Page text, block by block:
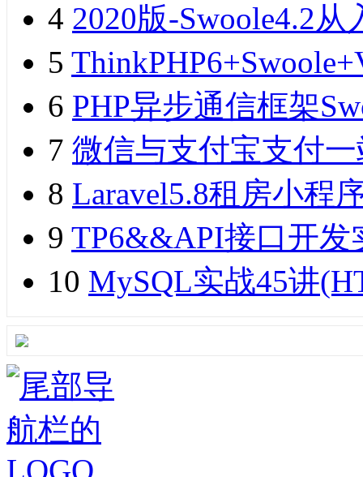
4 2020版-Swoole4.2
5
6 PHP异步通信框架
7 微信与支付宝支付
8 Laravel5.8租房小程
9 TP6&&API接口开发
10 MySQL实战45讲